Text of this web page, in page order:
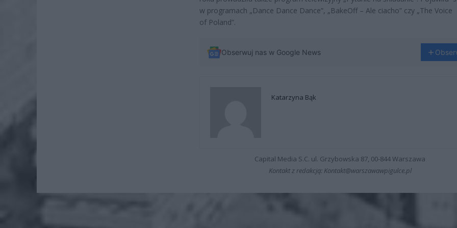
w programach „Dance Dance Dance”, „BakeOff – Ale ciacho” czy „The Voice
of Poland”.
Obserwuj nas w Google News
Katarzyna Bąk
Capital Media S.C. ul. Grzybowska 87, 00-844 Warszawa
Kontakt z redakcją: Kontakt@warszawawpigulce.pl